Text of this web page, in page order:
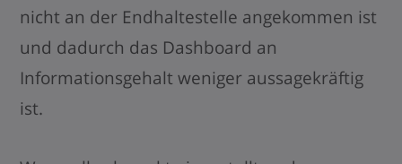
nicht an der Endhaltestelle angekommen ist
und dadurch das Dashboard an
Informationsgehalt weniger aussagekräftig
ist.